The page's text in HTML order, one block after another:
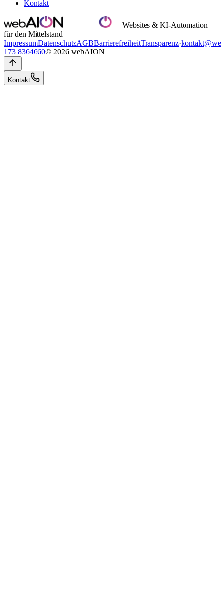
Kontakt
Websites & KI-Automation
für den Mittelstand
ImpressumDatenschutzAGBBarrierefreiheitTransparenz·
173 8364660© 2026 webAION
Kontakt